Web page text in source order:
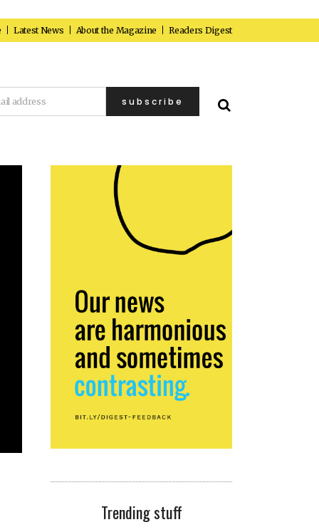
Latest News About the Magazine Readers Digest
Trending stuff